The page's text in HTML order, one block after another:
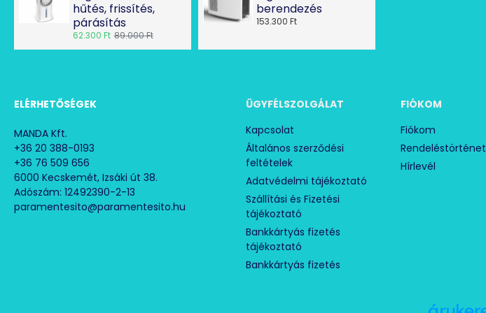
hűtés, frissítés,
párásítás
62.300 Ft 89.000 Ft
berendezés
153.300 Ft
ELÉRHETŐSÉGEK
MANDA Kft.
+36 20 388-0193
+36 76 509 656
6000 Kecskemét, Izsáki út 38.
Adószám: 12492390-2-13
paramentesito@paramentesito.hu
ÜGYFÉLSZOLGÁLAT
Kapcsolat
Általános szerződési
feltételek
Adatvédelmi tájékoztató
Szállítási és Fizetési
tájékoztató
Bankkártyás fizetés
tájékoztató
Bankkártyás fizetés
FIÓKOM
Fiókom
Rendeléstörténet
Hírlevél